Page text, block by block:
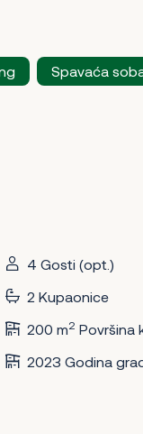
Spavaća
4 Gosti (opt.)
2 Kupaonice
200 m2 Površina
2023 Godina